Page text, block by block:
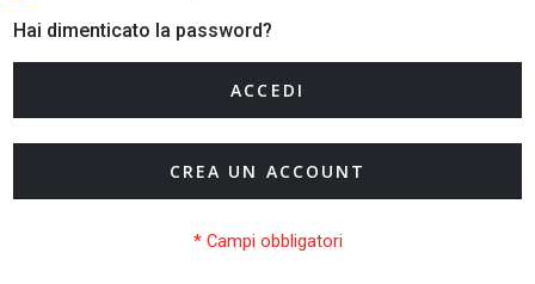
Hai dimenticato la password?
ACCEDI
CREA UN ACCOUNT